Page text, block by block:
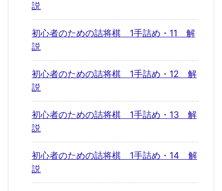
説
初心者のための詰将棋 1手詰め・11 解
説
初心者のための詰将棋 1手詰め・12 解
説
初心者のための詰将棋 1手詰め・13 解
説
初心者のための詰将棋 1手詰め・14 解
説